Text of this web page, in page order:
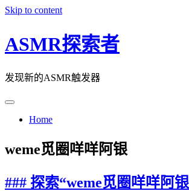
Skip to content
ASMR探索者
发现新的ASMR触发器
Home
weme觅圈咩咩阿银
### 探索“weme觅圈咩咩阿